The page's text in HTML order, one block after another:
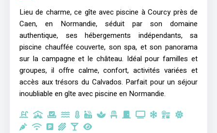
Lieu de charme, ce gîte avec piscine à Courcy près de
Caen, en Normandie, séduit par son domaine
authentique, ses hébergements indépendants, sa
piscine chauffée couverte, son spa, et son panorama
sur la campagne et le château. Idéal pour familles et
groupes, il offre calme, confort, activités variées et
accès aux trésors du Calvados. Parfait pour un séjour
inoubliable en gîte avec piscine en Normandie.